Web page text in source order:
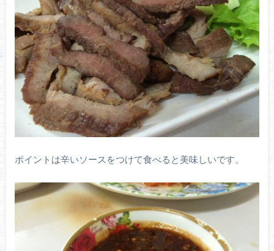
ポイントは辛いソースをつけて食べると美味しいです。